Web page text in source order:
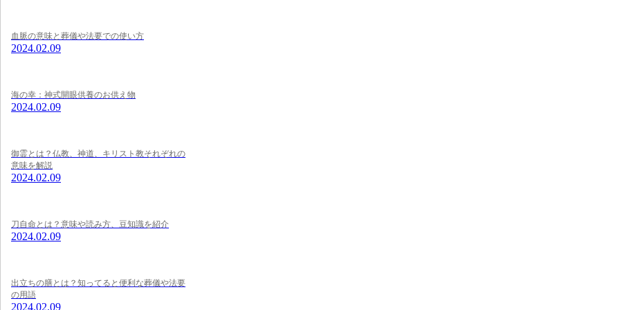
血脈の意味と葬儀や法要での使い方
2024.02.09
海の幸：神式開眼供養のお供え物
2024.02.09
御霊とは？仏教、神道、キリスト教それぞれの
意味を解説
2024.02.09
刀自命とは？意味や読み方、豆知識を紹介
2024.02.09
出立ちの膳とは？知ってると便利な葬儀や法要
の用語
2024.02.09